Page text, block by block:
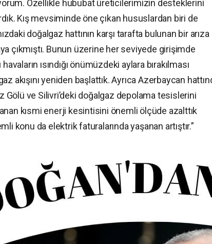
Özellikle hububat üreticilerimizin desteklerini
Kış mevsiminde öne çıkan hususlardan biri de
doğalgaz hattının karşı tarafta bulunan bir arıza
çıkmıştı. Bunun üzerine her seviyede girişimde
ısındığı önümüzdeki aylara bırakılması
akışını yeniden başlattık. Ayrıca Azerbaycan
Gölü ve Silivri’deki doğalgaz depolama tesislerini
kısmi enerji kesintisini önemli ölçüde azalttık
konu da elektrik faturalarında yaşanan artıştır.”